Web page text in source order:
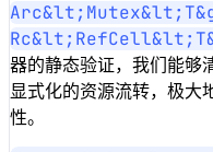
器的静态验证，我们能够
显式化的资源流转，极大
性。